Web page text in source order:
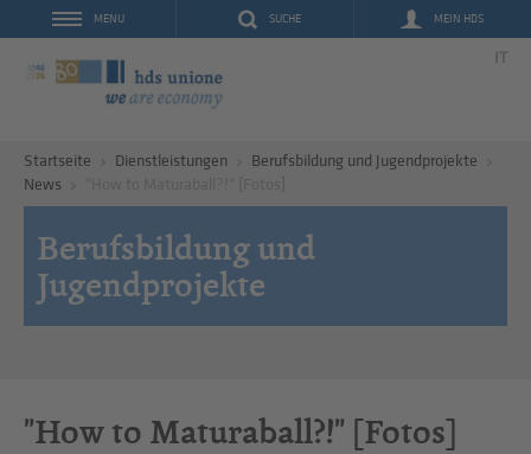
SUCHE MEIN HDS
MENU
IT
Startseite Dienstleistungen
Berufsbildung und Jugendprojekte
News
Berufsbildung und
Jugendprojekte
"How to Maturaball?!" [Fotos]